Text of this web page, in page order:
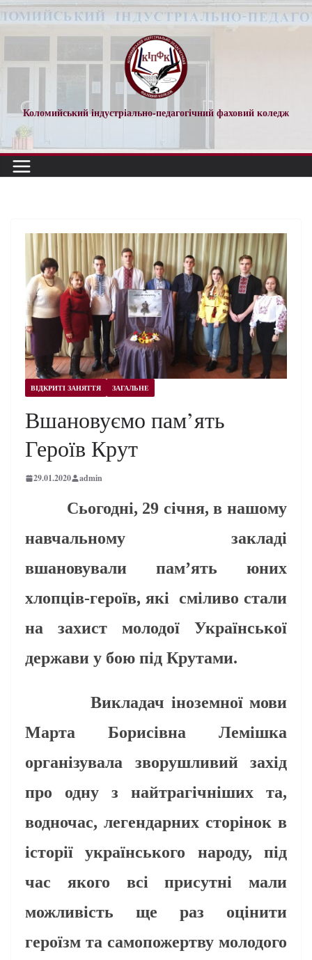
Перейти
до
Коломийський індустріально-педагогічний фаховий коледж
ВІДКРИТІ ЗАНЯТТЯ ЗАГАЛЬНЕ
Вшановуємо пам’ять
Героїв Крут
29.01.2020 admin
Сьогодні, 29 січня, в нашому
навчальному закладі
вшановували пам’ять юних
хлопців-героїв, які сміливо стали
на захист молодої Української
держави у бою під Крутами.
Викладач іноземної мови
Марта Борисівна Лемішка
організувала зворушливий захід
про одну з найтрагічніших та,
водночас, легендарних сторінок в
історії українського народу, під
час якого всі присутні мали
можливість ще раз оцінити
героїзм та самопожертву молодого